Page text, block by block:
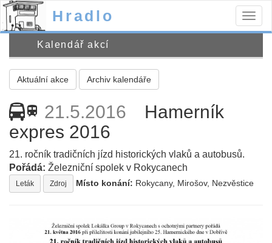
Hradlo
Kalendář akcí
Aktuální akce Archiv kalendáře
train 21.5.2016
Hamerník
expres 2016
21. ročník tradičních jízd historických vlaků a autobusů.
Pořádá: Železniční spolek v Rokycanech
Leták Zdroj Místo konání: Rokycany, Mirošov, Nezvěstice